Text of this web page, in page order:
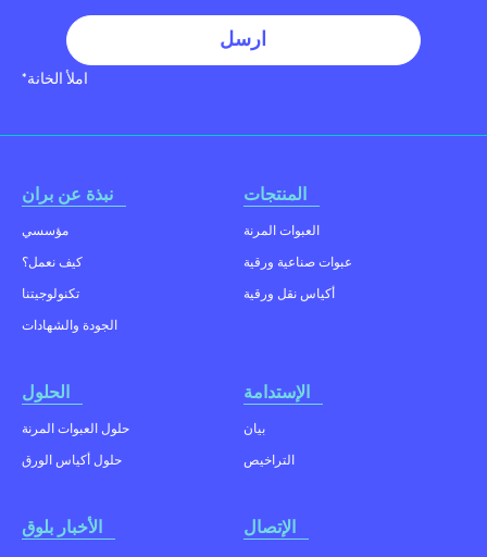
ارسل
*املأ الخانة
نبذة عن بران
مؤسسي
كيف نعمل؟
تكنولوجيتنا
الجودة والشهادات
المنتجات
العبوات المرنة
عبوات صناعية ورقية
أكياس نقل ورقية
الحلول
حلول العبوات المرنة
حلول أكياس الورق
الإستدامة
بيان
التراخيص
الأخبار بلوق الإتصال